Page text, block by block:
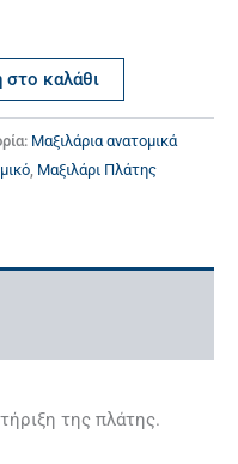
καλάθι
Μαξιλάρια ανατομικά
Μαξιλάρι Πλάτης
της πλάτης.